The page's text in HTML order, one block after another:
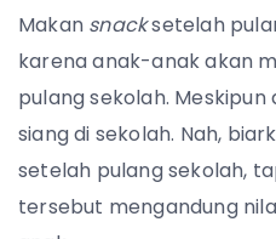
Makan snacksetelah
karena anak-anak akan
pulang sekolah.
siang di sekolah. Nah,
setelah pulang sekolah,
tersebut mengandung